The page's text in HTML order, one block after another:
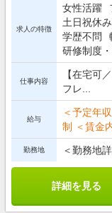
求人の特徴
女性活躍
土日祝休み
学歴不問
研修制度
仕事内容
【在宅可
フレ...
給与
＜予定年
制 ＜賃金
勤務地 ＜勤務地
詳細を見る